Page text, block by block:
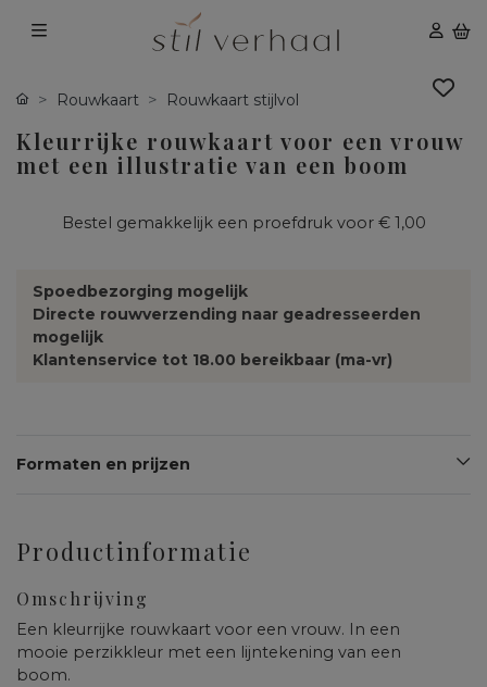
Rouwkaart Rouwkaart stijlvol
Kleurrijke rouwkaart voor een vrouw
met een illustratie van een boom
Bestel gemakkelijk een proefdruk voor € 1,00
Spoedbezorging mogelijk
Directe rouwverzending naar geadresseerden
mogelijk
Klantenservice tot 18.00 bereikbaar (ma-vr)
Formaten en prijzen
Productinformatie
Omschrijving
Een kleurrijke rouwkaart voor een vrouw. In een
mooie perzikkleur met een lijntekening van een
boom.